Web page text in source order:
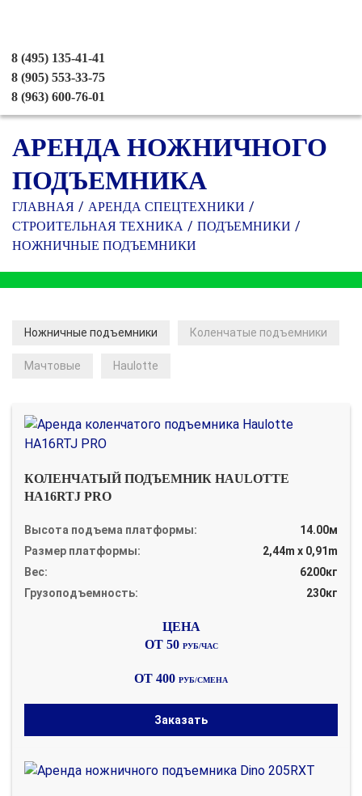
8 (495) 135-41-41
8 (905) 553-33-75
8 (963) 600-76-01
АРЕНДА НОЖНИЧНОГО
ПОДЪЕМНИКА
ГЛАВНАЯ
АРЕНДА СПЕЦТЕХНИКИ
СТРОИТЕЛЬНАЯ ТЕХНИКА
ПОДЪЕМНИКИ
НОЖНИЧНЫЕ ПОДЪЕМНИКИ
Ножничные подъемники Коленчатые подъемники
Мачтовые Haulotte
КОЛЕНЧАТЫЙ ПОДЪЕМНИК HAULOTTE
HA16RTJ PRO
Высота подъема платформы:
14.00м
Размер платформы:
2,44m x 0,91m
Вес:
6200кг
Грузоподъемность:
230кг
ОТ 50 РУБ/ЧАС
ОТ 400 РУБ/СМЕНА
Заказать